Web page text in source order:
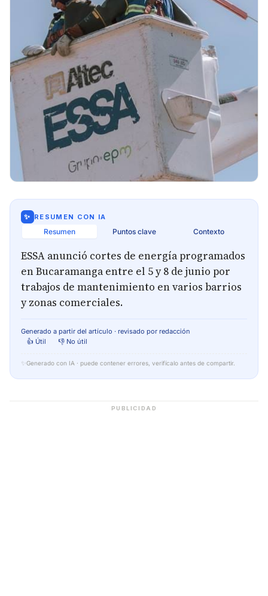
✨ RESUMEN CON IA
Resumen Puntos clave Contexto
ESSA anunció cortes de energía programados
en Bucaramanga entre el 5 y 8 de junio por
trabajos de mantenimiento en varios barrios
y zonas comerciales.
Generado a partir del artículo · revisado por redacción
👍 Útil
👎 No útil
✨ Generado con IA · puede contener errores, verifícalo antes de compartir.
PUBLICIDAD